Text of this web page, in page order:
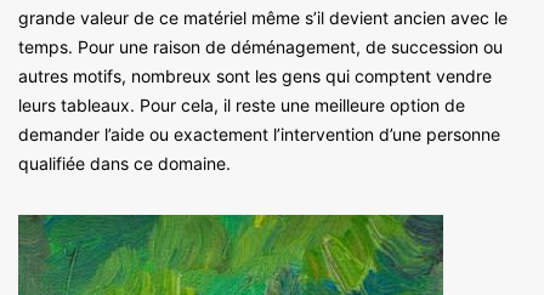
grande valeur de ce matériel même s’il devient ancien avec le
temps. Pour une raison de déménagement, de succession ou
autres motifs, nombreux sont les gens qui comptent vendre
leurs tableaux. Pour cela, il reste une meilleure option de
demander l’aide ou exactement l’intervention d’une personne
qualifiée dans ce domaine.